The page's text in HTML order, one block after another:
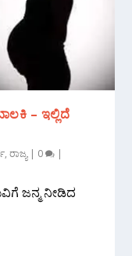
– ಇಲ್ಲಿದೆ
,ರಾಜ್ಯ| 0 |
ಜನ್ಮ ನೀಡಿದ